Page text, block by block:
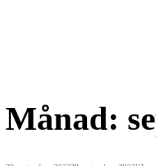
Månad: